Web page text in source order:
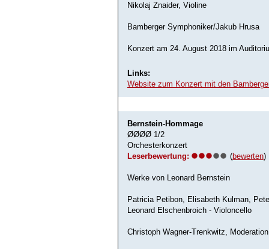
Nikolaj Znaider, Violine
Bamberger Symphoniker/Jakub Hrusa
Konzert am 24. August 2018 im
Links:
Website zum Konzert mit den
Bernstein-Hommage
ØØØØ 1/2
Orchesterkonzert
Leserbewertung: (bewerten)
Werke von Leonard Bernstein
Patricia Petibon, Elisabeth Kulman,
Leonard Elschenbroich - Violoncello
Christoph Wagner-Trenkwitz, Moderation